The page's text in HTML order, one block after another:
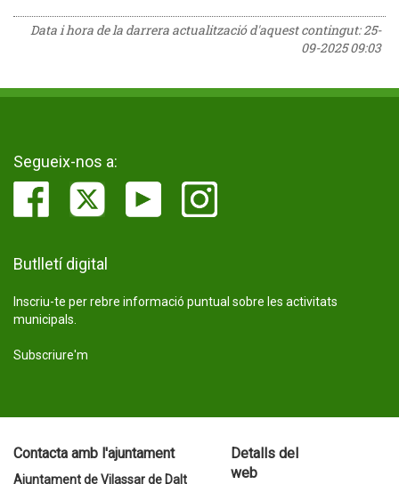
Data i hora de la darrera actualització d'aquest contingut:25-
09-2025 09:03
Segueix-nos a:
Butlletí digital
Inscriu-te per rebre informació puntual sobre les activitats
municipals.
Subscriure'm
Contacta amb l'ajuntament
Ajuntament de Vilassar de Dalt
Detalls del
web